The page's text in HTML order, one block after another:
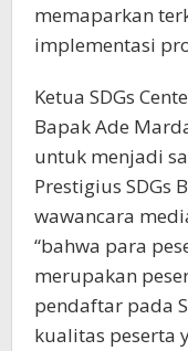
memaparkan
implementasi
Ketua SDGs
Bapak Ade
untuk menjadi
Prestigius SDGs
wawancara
“bahwa para
merupakan
pendaftar pada
kualitas peserta